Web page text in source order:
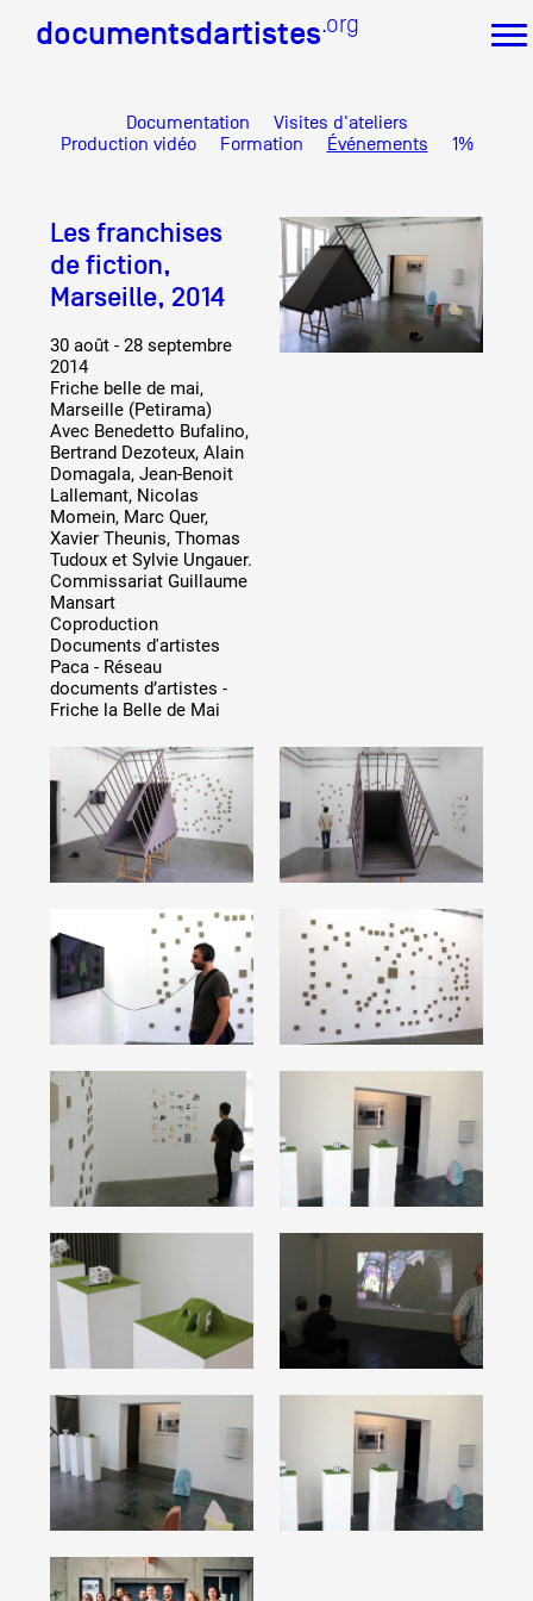
documentsdartistes.org
documentsdartistes.org
Documents d'artistes PACA
Partenaires
Crédits
Actions
Documentation
Visites d'ateliers
Production vidéo
Formation
Événements
1% œuvres dans l'espace public
Réseau documents d'artistes
Artistes
De A à Z
Année par année
Collection vidéos
Candidater
Contact
Documentation
Visites d'ateliers
Production vidéo
Formation Événements 1%
Les franchises
de fiction,
Marseille, 2014
30 août - 28 septembre
2014
Friche belle de mai,
Marseille (Petirama)
Avec Benedetto Bufalino,
Bertrand Dezoteux, Alain
Domagala, Jean-Benoit
Lallemant, Nicolas
Momein, Marc Quer,
Xavier Theunis, Thomas
Tudoux et Sylvie Ungauer.
Commissariat Guillaume
Mansart
Coproduction
Documents d'artistes
Paca - Réseau
documents d’artistes -
Friche la Belle de Mai